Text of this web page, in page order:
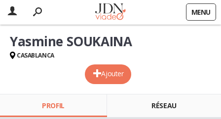
MENU
Ajouter
Yasmine SOUKAINA
CASABLANCA
PROFIL RÉSEAU